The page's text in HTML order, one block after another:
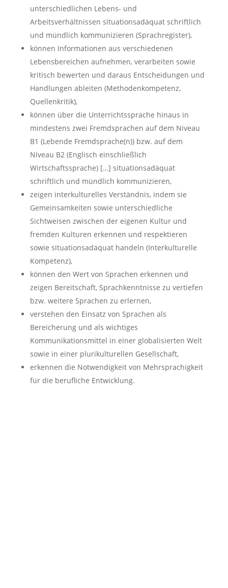
unterschiedlichen Lebens- und
Arbeitsverhältnissen situationsadäquat schriftlich
und mündlich kommunizieren (Sprachregister),
können Informationen aus verschiedenen
Lebensbereichen aufnehmen, verarbeiten sowie
kritisch bewerten und daraus Entscheidungen und
Handlungen ableiten (Methodenkompetenz,
Quellenkritik),
können über die Unterrichtssprache hinaus in
mindestens zwei Fremdsprachen auf dem Niveau
B1 (Lebende Fremdsprache(n)) bzw. auf dem
Niveau B2 (Englisch einschließlich
Wirtschaftssprache) […] situationsadäquat
schriftlich und mündlich kommunizieren,
zeigen interkulturelles Verständnis, indem sie
Gemeinsamkeiten sowie unterschiedliche
Sichtweisen zwischen der eigenen Kultur und
fremden Kulturen erkennen und respektieren
sowie situationsadäquat handeln (Interkulturelle
Kompetenz),
können den Wert von Sprachen erkennen und
zeigen Bereitschaft, Sprachkenntnisse zu vertiefen
bzw. weitere Sprachen zu erlernen,
verstehen den Einsatz von Sprachen als
Bereicherung und als wichtiges
Kommunikationsmittel in einer globalisierten Welt
sowie in einer plurikulturellen Gesellschaft,
erkennen die Notwendigkeit von Mehrsprachigkeit
für die berufliche Entwicklung.